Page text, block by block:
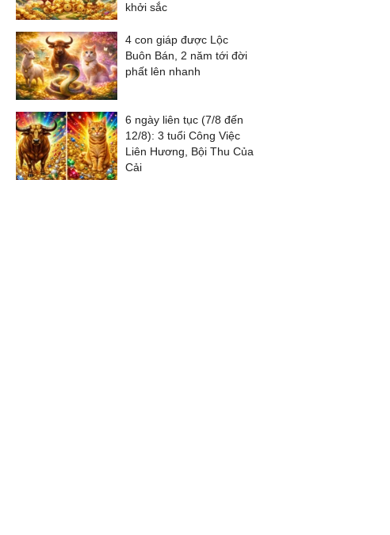
khởi sắc
4 con giáp được Lộc
Buôn Bán, 2 năm tới đời
phất lên nhanh
6 ngày liên tục (7/8 đến
12/8): 3 tuổi Công Việc
Liên Hương, Bội Thu Của
Cải